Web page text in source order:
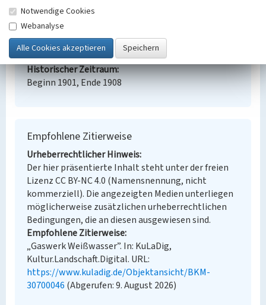
Erfassungsmaßstab
Keine Angabe
Erfassungsmethode
Übernahme aus externer Fachdatenbank
Historischer Zeitraum
Beginn 1901, Ende 1908
Empfohlene Zitierweise
Urheberrechtlicher Hinweis
Der hier präsentierte Inhalt steht unter der freien
Lizenz CC BY-NC 4.0 (Namensnennung, nicht
kommerziell). Die angezeigten Medien unterliegen
möglicherweise zusätzlichen urheberrechtlichen
Bedingungen, die an diesen ausgewiesen sind.
Empfohlene Zitierweise
„Gaswerk Weißwasser”. In: KuLaDig,
Kultur.Landschaft.Digital. URL:
https://www.kuladig.de/Objektansicht/BKM-
30700046 (Abgerufen: 9. August 2026)
Notwendige Cookies
Webanalyse